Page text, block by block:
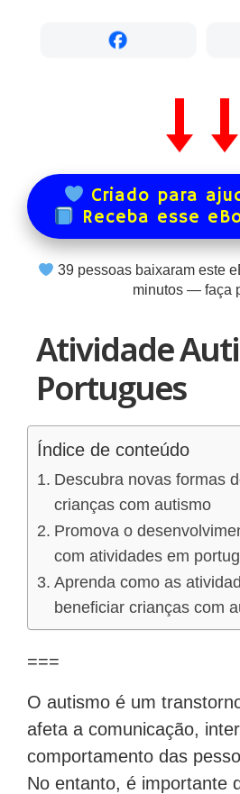
Criado para
Receba esse
39pessoas baixaram este
minutos — faça
Atividade
Portugues
Índice de conteúdo
Descubra novas formas
crianças com autismo
Promova o
com atividades em
Aprenda como as
beneficiar crianças com
===
O autismo é um
afeta a comunicação,
comportamento das
No entanto, é importante